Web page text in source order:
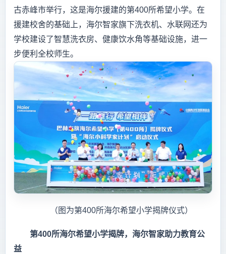
古赤峰市举行，这是海尔援建的第400所希望小学。在
援建校舍的基础上，海尔智家旗下洗衣机、水联网还为
学校建设了智慧洗衣房、健康饮水角等基础设施，进一
步便利全校师生。
（图为第400所海尔希望小学揭牌仪式）
第400所海尔希望小学揭牌，海尔智家助力教育公
益